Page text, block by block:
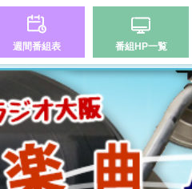
週間番組表 番組HP一覧